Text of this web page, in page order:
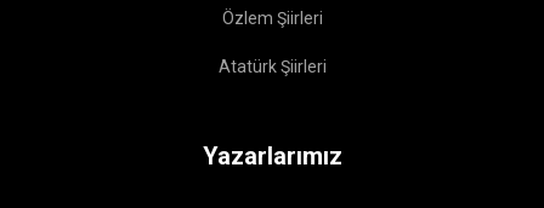
Özlem Şiirleri
Atatürk Şiirleri
Yazarlarımız